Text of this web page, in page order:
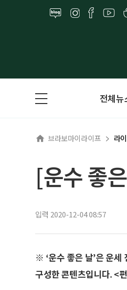
전체뉴
브라보마이라이프 라
[운수 좋
입력 2020-12-04 08:57
※ ‘운수 좋은 날’은 운
구성한 콘텐츠입니다. <